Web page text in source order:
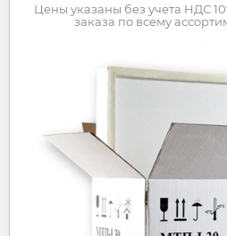
Цены указаны без учета НДС
заказа по всему